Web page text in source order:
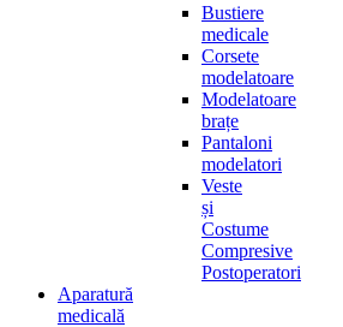
Bustiere
medicale
Corsete
modelatoare
Modelatoare
brațe
Pantaloni
modelatori
Veste
și
Costume
Compresive
Postoperatori
Aparatură
medicală